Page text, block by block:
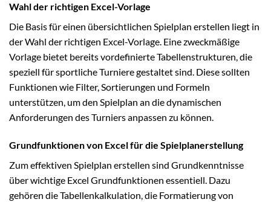
Wahl der richtigen Excel-Vorlage
Die Basis für einen übersichtlichen Spielplan erstellen liegt in
der Wahl der richtigen Excel-Vorlage. Eine zweckmäßige
Vorlage bietet bereits vordefinierte Tabellenstrukturen, die
speziell für sportliche Turniere gestaltet sind. Diese sollten
Funktionen wie Filter, Sortierungen und Formeln
unterstützen, um den Spielplan an die dynamischen
Anforderungen des Turniers anpassen zu können.
Grundfunktionen von Excel für die Spielplanerstellung
Zum effektiven Spielplan erstellen sind Grundkenntnisse
über wichtige Excel Grundfunktionen essentiell. Dazu
gehören die Tabellenkalkulation, die Formatierung von